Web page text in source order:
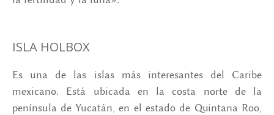
ISLA HOLBOX
Es una de las islas más interesantes del Caribe
mexicano. Está ubicada en la costa norte de la
península de Yucatán, en el estado de Quintana Roo,